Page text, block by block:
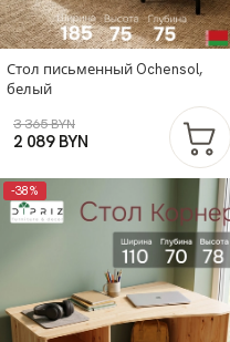
Стол письменный Ochensol,
белый
3 365 BYN
2 089 BYN
-38%